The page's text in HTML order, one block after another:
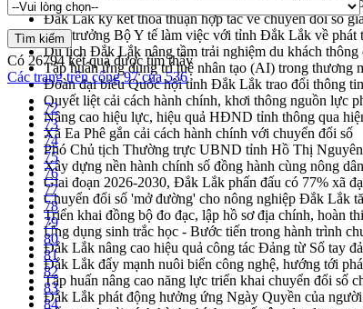
Đắk Lắk ký kết thỏa thuận hợp tác về chuyển đổi số
Thứ trưởng Bộ Y tế làm việc với tỉnh Đắk Lắk về phát
Du lịch Đắk Lắk nâng tầm trải nghiệm du khách
Tập huấn ứng dụng trí tuệ nhân tạo (AI) trong thương
Đoàn đại biểu Quốc hội tỉnh Đắk Lắk trao đổi thông
Quyết liệt cải cách hành chính, khơi thông nguồn lực
Nâng cao hiệu lực, hiệu quả HĐND tỉnh thông qua
Xã Ea Phê gắn cải cách hành chính với chuyển đổi số
Phó Chủ tịch Thường trực UBND tỉnh Hồ Thị
Xây dựng nền hành chính số đồng hành cùng nông
Giai đoạn 2026-2030, Đắk Lắk phấn đấu có 77% xã
Chuyển đổi số 'mở đường' cho nông nghiệp Đắk Lắk
Triển khai đồng bộ đo đạc, lập hồ sơ địa chính, hoàn
Ứng dụng sinh trắc học - Bước tiến trong hành trình
Đắk Lắk nâng cao hiệu quả công tác Đảng từ Sổ tay
Đắk Lắk đẩy mạnh nuôi biển công nghệ, hướng tới
Tập huấn nâng cao năng lực triển khai chuyển đổi số
Đắk Lắk phát động hưởng ứng Ngày Quyền của
Có 26794kết quả được tìm thấy
Các trang trên cổng 97 của 536
72
73
74
75
76
77
78
79
80
81
82
83
84